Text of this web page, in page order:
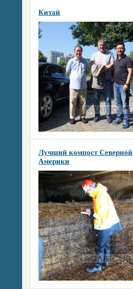
Китай
Лучший компост Северной
Америки